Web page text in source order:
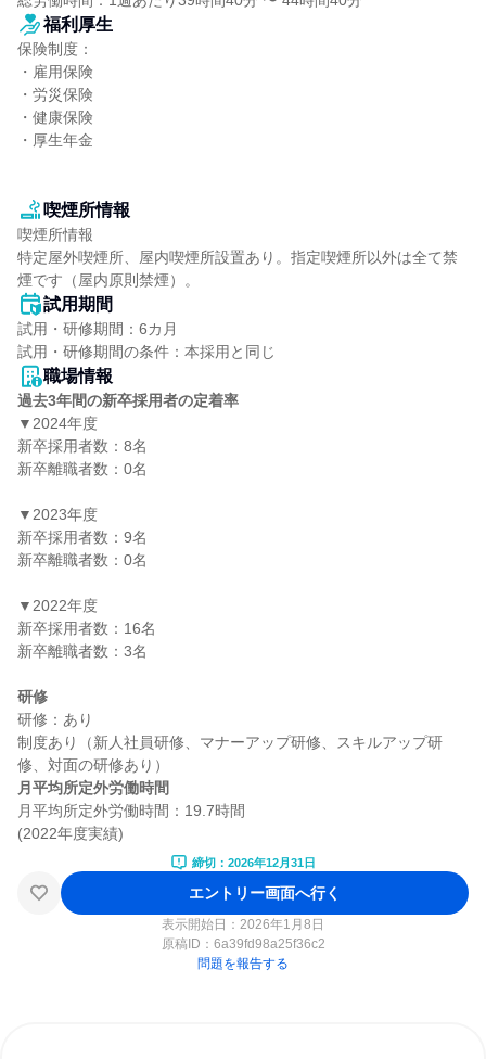
福利厚生
保険制度：
・雇用保険
・労災保険
・健康保険
・厚生年金
喫煙所情報
喫煙所情報
特定屋外喫煙所、屋内喫煙所設置あり。指定喫煙所以外は全て禁
煙です（屋内原則禁煙）。
試用期間
試用・研修期間：6カ月
職場情報
過去3年間の新卒採用者の定着率
▼2024年度
新卒採用者数：8名
新卒離職者数：0名
▼2023年度
新卒採用者数：9名
新卒離職者数：0名
▼2022年度
新卒採用者数：16名
新卒離職者数：3名
研修
研修：あり
制度あり（新人社員研修、マナーアップ研修、スキルアップ研
月平均所定外労働時間
月平均所定外労働時間：19.7時間
締切：2026年12月31日
エントリー画面へ行く
表示開始日：2026年1月8日
原稿ID： 6a39fd98a25f36c2
問題を報告する